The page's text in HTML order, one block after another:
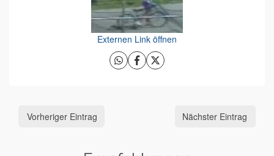
Externen Link öffnen
Vorheriger Eintrag Nächster Eintrag